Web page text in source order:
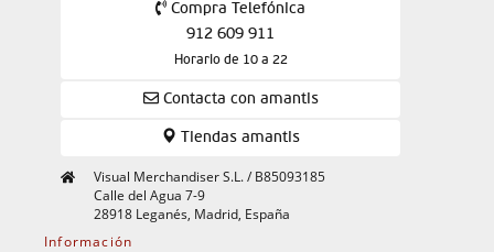
Compra Telefónica
912 609 911
Horario de 10 a 22
Contacta con amantis
Tiendas amantis
Visual Merchandiser S.L. / B85093185
Calle del Agua 7-9
28918 Leganés, Madrid, España
Información